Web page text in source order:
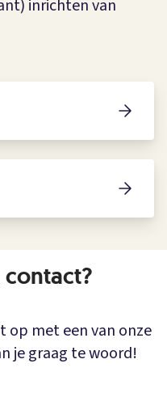
inrichten van
op met een van onze
je graag te woord!